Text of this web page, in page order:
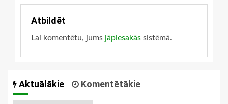
Atbildēt
Lai komentētu, jums jāpiesakās sistēmā.
Aktuālākie Komentētākie